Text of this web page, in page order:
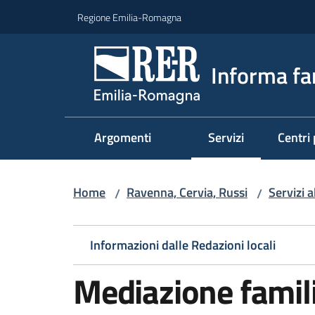
Regione Emilia-Romagna
Informa
Argomenti Servizi
Menu selezionato
Centri
Home / Ravenna, Cervia, Russi / Servizi
Informazioni dalle Redazioni locali
Mediazione